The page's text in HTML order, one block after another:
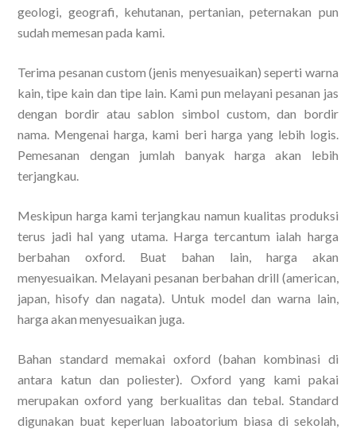
geologi, geografi, kehutanan, pertanian, peternakan pun
sudah memesan pada kami.
Terima pesanan custom (jenis menyesuaikan) seperti warna
kain, tipe kain dan tipe lain. Kami pun melayani pesanan jas
dengan bordir atau sablon simbol custom, dan bordir
nama. Mengenai harga, kami beri harga yang lebih logis.
Pemesanan dengan jumlah banyak harga akan lebih
terjangkau.
Meskipun harga kami terjangkau namun kualitas produksi
terus jadi hal yang utama. Harga tercantum ialah harga
berbahan oxford. Buat bahan lain, harga akan
menyesuaikan. Melayani pesanan berbahan drill (american,
japan, hisofy dan nagata). Untuk model dan warna lain,
harga akan menyesuaikan juga.
Bahan standard memakai oxford (bahan kombinasi di
antara katun dan poliester). Oxford yang kami pakai
merupakan oxford yang berkualitas dan tebal. Standard
digunakan buat keperluan laboatorium biasa di sekolah,